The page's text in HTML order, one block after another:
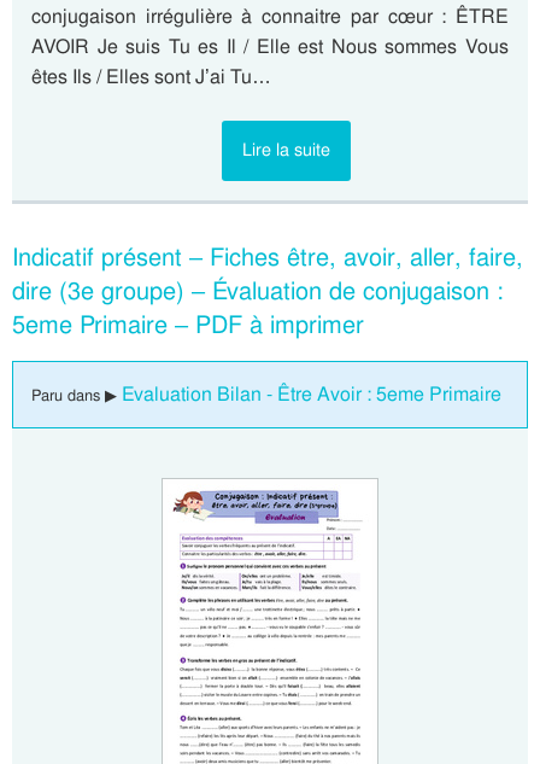
conjugaison irrégulière à connaitre par cœur : ÊTRE
AVOIR Je suis Tu es Il / Elle est Nous sommes Vous
êtes Ils / Elles sont J’ai Tu…
Lire la suite
Indicatif présent – Fiches être, avoir, aller, faire,
dire (3e groupe) – Évaluation de conjugaison :
5eme Primaire – PDF à imprimer
Paru dans ▶ Evaluation Bilan - Être Avoir : 5eme Primaire